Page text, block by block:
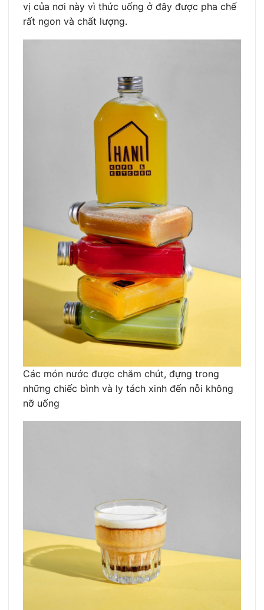
vị của nơi này vì thức uống ở đây được pha chế
rất ngon và chất lượng.
Các món nước được chăm chút, đựng trong
những chiếc bình và ly tách xinh đến nỗi không
nỡ uống